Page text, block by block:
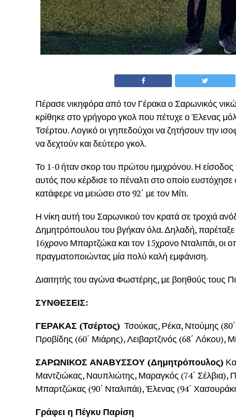
Πέρασε νικηφόρα από τον Γέρακα ο Σαρωνικός
κρίθηκε στο γρήγορο γκολ που πέτυχε ο Έλενας
Τσέρτου. Λογικό οι γηπεδούχοι να ζητήσουν την
να δεχτούν και δεύτερο γκολ.
Το 1-0 ήταν σκορ του πρώτου ημιχρόνου. Η
αυτός που κέρδισε το πέναλτι στο οποίο
κατάφερε να μειώσει στο 92΄ με τον Μίτι.
Η νίκη αυτή του Σαρωνικού τον κρατά σε τροχιά
Δημητρόπουλου του βγήκαν όλα. Δηλαδή, παρέταξε
16χρονο Μπαρτζώκα και τον 15χρονο Νταλιπάι, οι
πραγματοποιώντας μία πολύ καλή εμφάνιση.
Διαιτητής του αγώνα Φωστέρης, με βοηθούς τους
ΣΥΝΘΕΣΕΙΣ:
ΓΕΡΑΚΑΣ (Τσέρτος) Τσούκας, Ρέκα, Ντούμης
Προβίδης (60΄ Μιάρης), Λειβαρτζινός (68΄ Λόκου),
ΣΑΡΩΝΙΚΟΣ ΑΝΑΒΥΣΣΟΥ (Δημητρόπουλος)
Μαντζιώκας, Ναυπλιώτης, Μαραγκός (74΄ Σέλβια),
Μπαρτζώκας (90΄ Νταλιπάι), Έλενας (94΄
Γράφει η Πέγκυ Παρίση